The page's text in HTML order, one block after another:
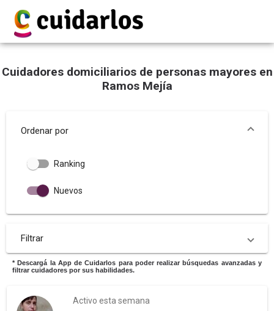
Cuidadores domiciliarios de personas mayores en
Ramos Mejía
Ordenar por
Ranking
Nuevos
Filtrar
* Descargá la App de Cuidarlos para poder realizar búsquedas avanzadas y
filtrar cuidadores por sus habilidades.
Activo esta semana